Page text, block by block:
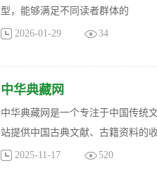
型，能够满足不同读者群体的
2026-01-29 34
中华典藏网
中华典藏网是一个专注于中国传统
站提供中国古典文献、古籍资料的
2025-11-17 520